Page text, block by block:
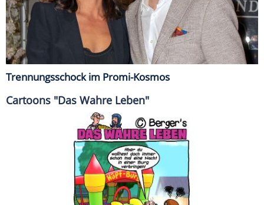
Trennungsschock im Promi-Kosmos
Cartoons "Das Wahre Leben"